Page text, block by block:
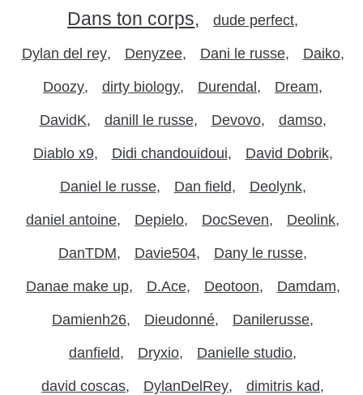
Dans ton corps
dude perfect
Dylan del rey Denyzee Dani le russe Daiko
Doozy dirty biology Durendal Dream
DavidK danill le russe Devovo damso
Diablo x9 Didi chandouidoui David Dobrik
Daniel le russe Dan field Deolynk
daniel antoine Depielo DocSeven Deolink
DanTDM Davie504 Dany le russe
Danae make up D.Ace Deotoon Damdam
Damienh26 Dieudonné Danilerusse
danfield Dryxio Danielle studio
david coscas DylanDelRey dimitris kad